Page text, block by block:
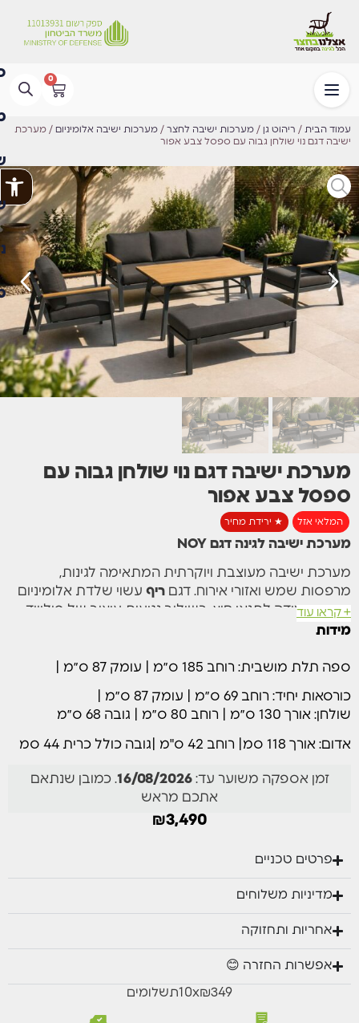
0
עמוד הבית / ריהוט גן / מערכות ישיבה לחצר / מערכות ישיבה אלומיניום
/ ⁦מערכת
ישיבה דגם נוי שולחן גבוה עם ספסל צבע אפור
⁦מערכת ישיבה דגם נוי שולחן גבוה עם
ספסל צבע אפור
המלאי אזל ★ ירידת מחיר
מערכת ישיבה לגינה דגם NOY
מערכת ישיבה מעוצבת ויוקרתית המתאימה לגינות,
מרפסות שמש ואזורי אירוח. דגם ריף עשוי שלדת אלומיניום
חזקה ועמידה לתנאי חוץ, בשילוב נגיעות עיצוב של פוליווד
דמוי עץ בידיות ופלטת שולחן
המערכת כוללת ספה תלת מושבית, שתי כורסאות יחיד
ושולחן גבוה עם פלטות עץ המעניק מראה יוקרתי ועמידות
גבוהה לאורך זמן.
כריות הישיבה והגב עשויות בד איכותי עמיד לשמש ולמים,
לנוחות ישיבה מקסימלית ולשימוש חוץ לאורך זמן.
המערכת מתאימה במיוחד לגינות פרטיות, מרפסות גדולות
מוצר זה אזל מהמלאי אך יתכן מאוד וישוב למלאי
בקרוב.
הזן את פרטיך ונודיע לך כשהמוצר יחזור למלאי.
השם שלך
מספר הטלפון שלך
+ קראו עוד
מידות
ספה תלת מושבית: רוחב 185 ס״מ | עומק 87 ס״מ |
כורסאות יחיד: רוחב 69 ס״מ | עומק 87 ס״מ |
שולחן: אורך 130 ס״מ | רוחב 80 ס״מ | גובה 68 ס״מ
אדום: אורך 118 סמ| רוחב 42 ס"מ |גובה כולל כרית 44 סמ
זמן אספקה משוער עד:16/08/2026. כמובן שנתאם
אתכם מראש
₪3,490
פרטים טכניים
מדיניות משלוחים
אחריות ותחזוקה
אפשרות החזרה 😊
₪349
x
10תשלומים